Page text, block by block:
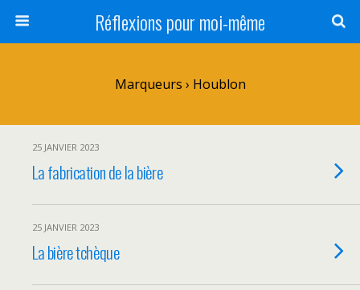
Réflexions pour moi-même
Marqueurs › Houblon
25 JANVIER 2023
La fabrication de la bière
25 JANVIER 2023
La bière tchèque